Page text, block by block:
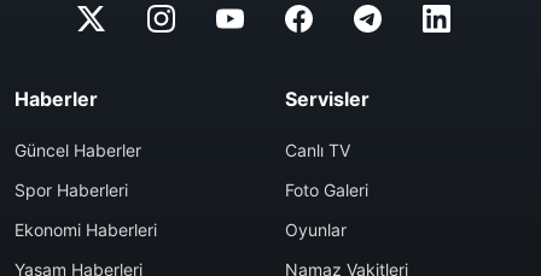
Haberler
Güncel Haberler
Spor Haberleri
Ekonomi Haberleri
Yaşam Haberleri
Servisler
Canlı TV
Foto Galeri
Oyunlar
Namaz Vakitleri